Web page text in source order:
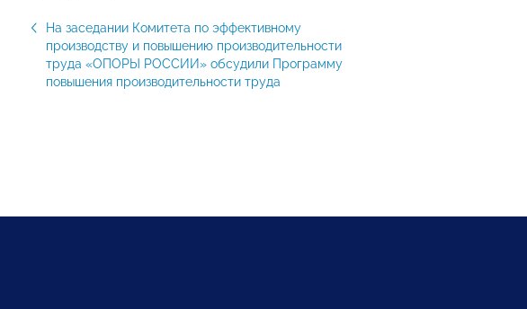
На заседании Комитета по эффективному
производству и повышению производительности
труда «ОПОРЫ РОССИИ» обсудили Программу
повышения производительности труда